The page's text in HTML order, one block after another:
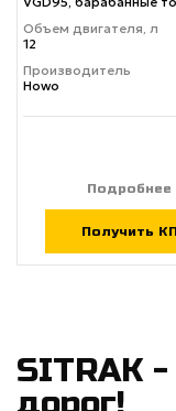
Объем двигателя, л
12
Производитель
Howo
Подробнее
Получить КП
SITRAK -